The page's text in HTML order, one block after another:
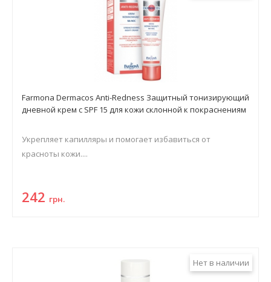
Farmona Dermacos Anti-Redness Защитный тонизирующий
дневной крем с SPF 15 для кожи склонной к покраснениям
Укрепляет капилляры и помогает избавиться от
красноты кожи....
242 грн.
Нет в наличии